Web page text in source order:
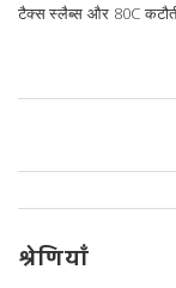
टैक्स स्लैब्स और 80C कटौती
श्रेणियाँ